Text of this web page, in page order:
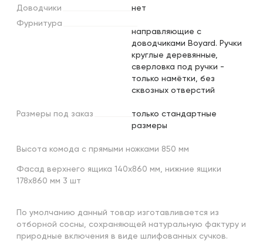
Доводчики
нет
Фурнитура
направляющие с
доводчиками Boyard. Ручки
круглые деревянные,
сверловка под ручки -
только намётки, без
сквозных отверстий
Размеры под заказ
только стандартные
размеры
Высота комода с прямыми ножками 850 мм
Фасад верхнего ящика 140х860 мм, нижние ящики
178х860 мм 3 шт
По умолчанию данный товар изготавливается из
отборной сосны, сохраняющей натуральную фактуру и
природные включения в виде шлифованных сучков.